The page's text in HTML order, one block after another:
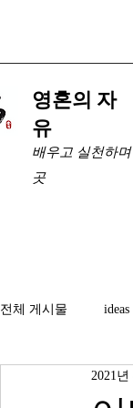
​영혼의 자
유
배우고 실천하
곳
전체 게시물 ideas
2021년